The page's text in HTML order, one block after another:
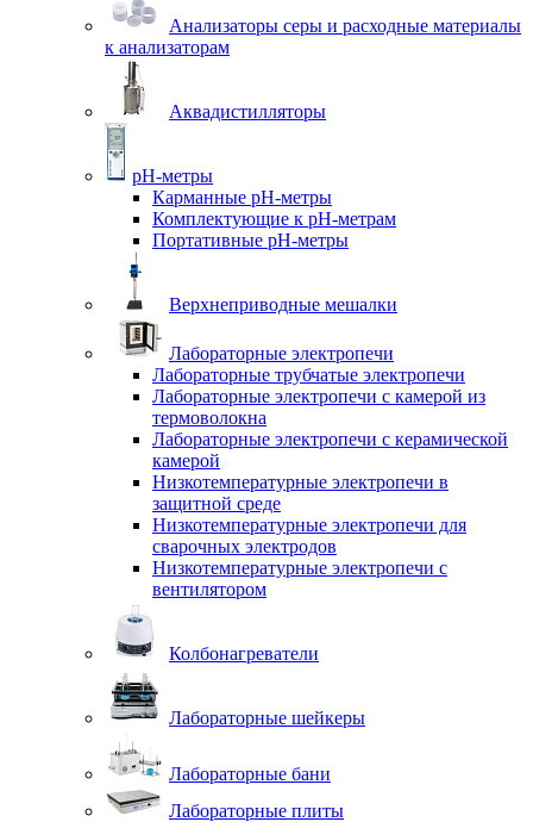
Анализаторы серы и расходные материалы
к анализаторам
Аквадистилляторы
pH-метры
Карманные pH-метры
Комплектующие к pH-метрам
Портативные pH-метры
Верхнеприводные мешалки
Лабораторные электропечи
Лабораторные трубчатые электропечи
Лабораторные электропечи с камерой из
термоволокна
Лабораторные электропечи с керамической
камерой
Низкотемпературные электропечи в
защитной среде
Низкотемпературные электропечи для
cварочных электродов
Низкотемпературные электропечи с
вентилятором
Колбонагреватели
Лабораторные шейкеры
Лабораторные бани
Лабораторные плиты